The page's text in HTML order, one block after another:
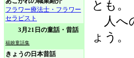
フラワー療法士・フラワー
セラピスト
3月21日の童話・昔話
福娘童話集
きょうの日本昔話
とも。
人へ
ょう。